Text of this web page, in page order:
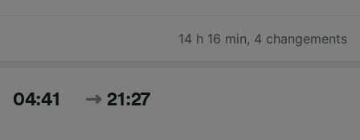
14 h 16 min, 4 changements
04:41 21:27